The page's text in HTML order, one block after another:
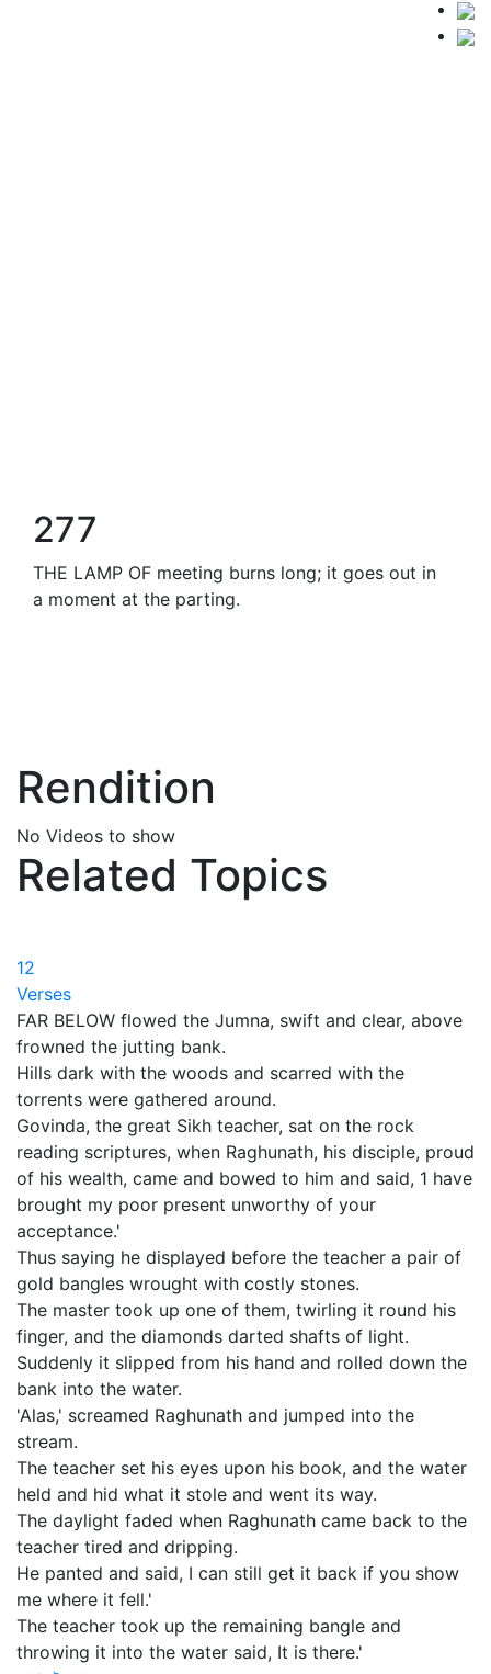
277
THE LAMP OF meeting burns long; it goes out in
a moment at the parting.
Rendition
No Videos to show
Related Topics
12
Verses
FAR BELOW flowed the Jumna, swift and clear, above
frowned the jutting bank.
Hills dark with the woods and scarred with the
torrents were gathered around.
Govinda, the great Sikh teacher, sat on the rock
reading scriptures, when Raghunath, his disciple, proud
of his wealth, came and bowed to him and said, 1 have
brought my poor present unworthy of your
acceptance.'
Thus saying he displayed before the teacher a pair of
gold bangles wrought with costly stones.
The master took up one of them, twirling it round his
finger, and the diamonds darted shafts of light.
Suddenly it slipped from his hand and rolled down the
bank into the water.
'Alas,' screamed Raghunath and jumped into the
stream.
The teacher set his eyes upon his book, and the water
held and hid what it stole and went its way.
The daylight faded when Raghunath came back to the
teacher tired and dripping.
He panted and said, I can still get it back if you show
me where it fell.'
The teacher took up the remaining bangle and
throwing it into the water said, It is there.'